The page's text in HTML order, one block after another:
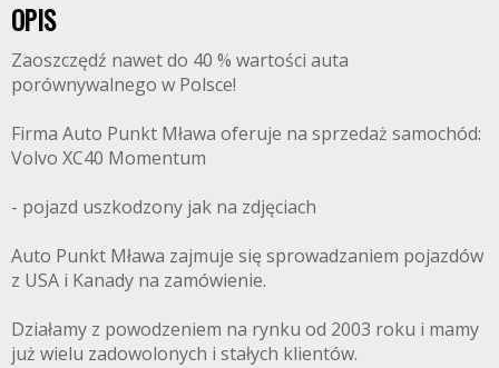
OPIS
Zaoszczędź nawet do 40 % wartości auta
porównywalnego w Polsce!
Firma Auto Punkt Mława oferuje na sprzedaż samochód:
Volvo XC40 Momentum
- pojazd uszkodzony jak na zdjęciach
Auto Punkt Mława zajmuje się sprowadzaniem pojazdów
z USA i Kanady na zamówienie.
Działamy z powodzeniem na rynku od 2003 roku i mamy
już wielu zadowolonych i stałych klientów.